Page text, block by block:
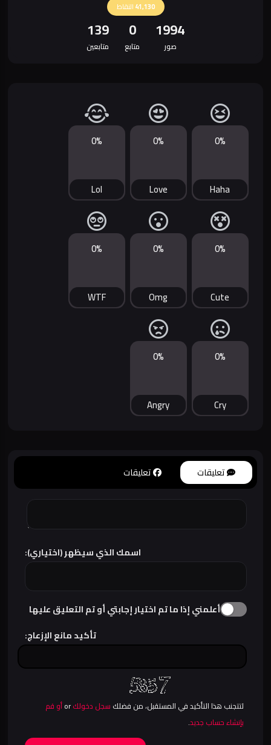
41,130 النقاط
1994
صور
0
متابع
139
متابعين
0%
Haha
0%
Love
0%
Lol
0%
Cute
0%
Omg
0%
WTF
0%
Cry
0%
Angry
تعليقات تعليقات
اسمك الذي سيظهر (اختياري):
أعلمني إذا ما تم اختيار إجابتي أو تم التعليق عليها
تأكيد مانع الإزعاج:
لتتجنب هذا التأكيد في المستقبل، من فضلك سجل دخولكor
أو قم
بإنشاء حساب جديد.